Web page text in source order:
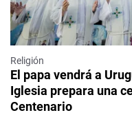
Religión
El papa vendrá a
Iglesia prepara una
Centenario